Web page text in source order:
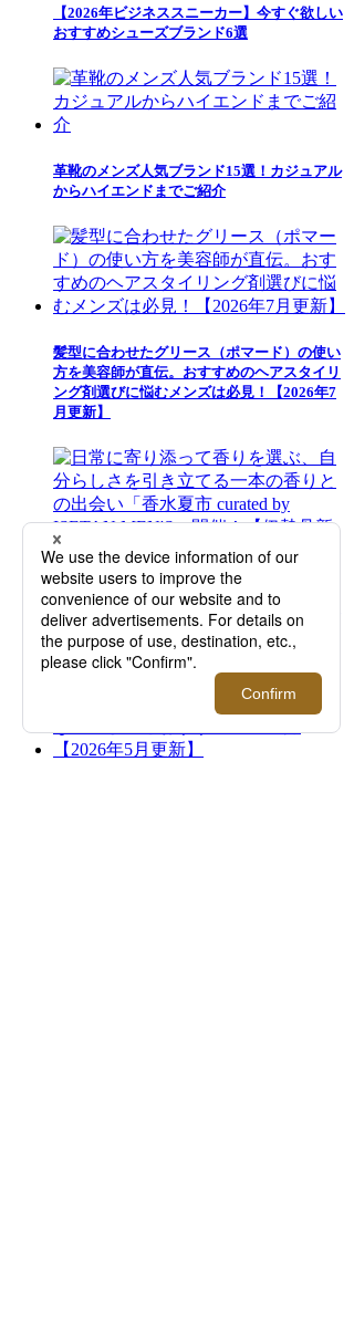
【2026年ビジネススニーカー】今すぐ欲しい
おすすめシューズブランド6選
革靴のメンズ人気ブランド15選！カジュアル
からハイエンドまでご紹介
髪型に合わせたグリース（ポマード）の使い
方を美容師が直伝。おすすめのヘアスタイリ
ング剤選びに悩むメンズは必見！【2026年7
月更新】
日常に寄り添って香りを選ぶ、自分らしさを
引き立てる一本の香りとの出会い「香水夏市
curated by ISETAN MEN'S」開催！【伊勢丹
新宿店】